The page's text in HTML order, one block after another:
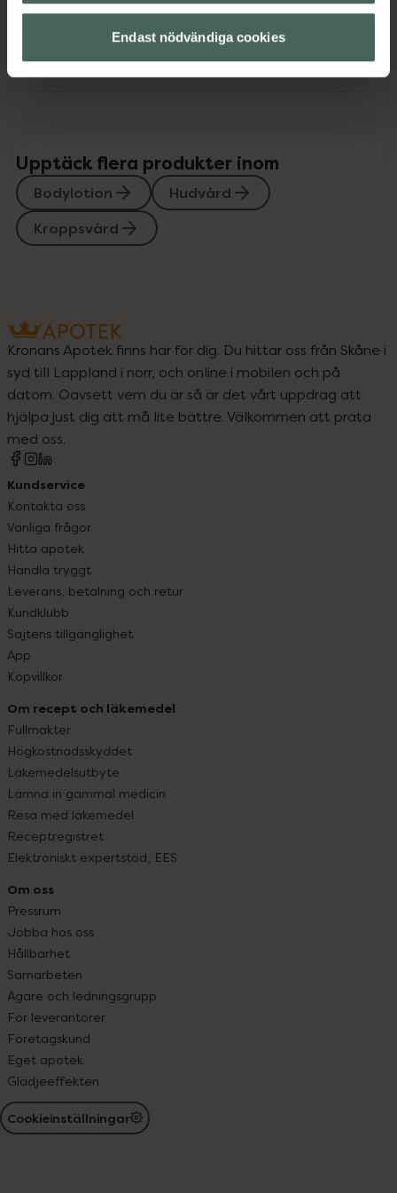
Endast nödvändiga cookies
Innehåll Visa
Instruktioner Visa
Upptäck flera produkter inom
Bodylotion
Hudvård
Kroppsvård
Kronans Apotek finns här för dig. Du hittar oss från Skåne i
syd till Lappland i norr, och online i mobilen och på
datorn. Oavsett vem du är så är det vårt uppdrag att
hjälpa just dig att må lite bättre. Välkommen att prata
med oss.
Kundservice
Kontakta oss
Vanliga frågor
Hitta apotek
Handla tryggt
Leverans, betalning och retur
Kundklubb
Sajtens tillgänglighet
App
Köpvillkor
Om recept och läkemedel
Fullmakter
Högkostnadsskyddet
Läkemedelsutbyte
Lämna in gammal medicin
Resa med läkemedel
Receptregistret
Elektroniskt expertstöd, EES
Om oss
Pressrum
Jobba hos oss
Hållbarhet
Samarbeten
Ägare och ledningsgrupp
För leverantörer
Företagskund
Eget apotek
Glädjeeffekten
Cookieinställningar